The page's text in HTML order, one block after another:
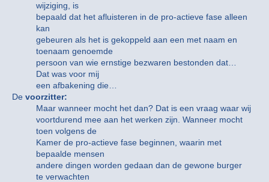
wijziging, is
bepaald dat het afluisteren in de pro-actieve fase alleen
kan
gebeuren als het is gekoppeld aan een met naam en
toenaam genoemde
persoon van wie ernstige bezwaren bestonden dat…
Dat was voor mij
een afbakening die…
De voorzitter:
Maar wanneer mocht het dan? Dat is een vraag waar wij
voortdurend mee aan het werken zijn. Wanneer mocht
toen volgens de
Kamer de pro-actieve fase beginnen, waarin met
bepaalde mensen
andere dingen worden gedaan dan de gewone burger
te verwachten